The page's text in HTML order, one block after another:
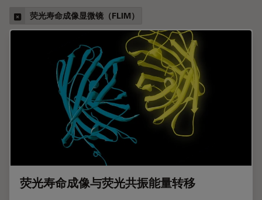
荧光寿命成像显微镜（FLIM）
荧光寿命成像与荧光共振能量转移